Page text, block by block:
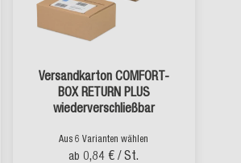
Versandkarton COMFORT-
BOX RETURN PLUS
wiederverschließbar
Aus 6 Varianten wählen
ab 0,84 € / St.